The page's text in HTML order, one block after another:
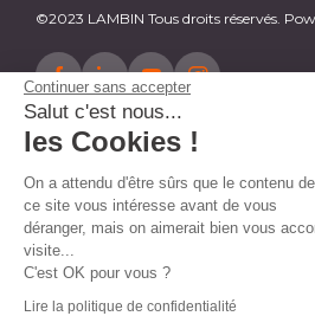
Continuer sans accepter
Salut c'est nous...
les Cookies !
On a attendu d'être sûrs que le contenu de
ce site vous intéresse avant de vous
déranger, mais on aimerait bien vous
visite...
C'est OK pour vous ?
Lire la politique de confidentialité
©2023 LAMBIN Tous droits réservés.